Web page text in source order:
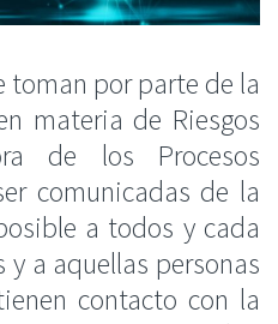
toman por parte de la
materia de Riesgos
de los Procesos
comunicadas de la
a todos y cada
a aquellas personas
contacto con la